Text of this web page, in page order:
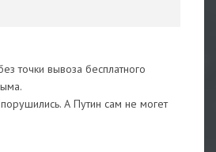
точки вывоза бесплатного
А Путин сам не могет